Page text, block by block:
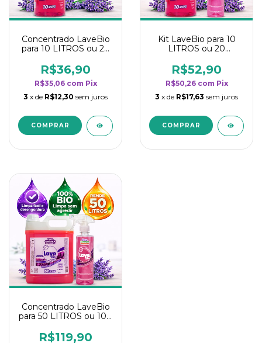
Concentrado LaveBio
para 10 LITROS ou 20
rendimento da
categoria - Lavanda
R$36,90
R$35,06 com Pix
3 x de R$12,30 sem juros
Kit LaveBio para 10
LITROS ou 20
rendimento da
categoria - Lavanda
R$52,90
R$50,26 com Pix
3 x de R$17,63 sem juros
Concentrado LaveBio
para 50 LITROS ou 100
rendimento da
R$119,90